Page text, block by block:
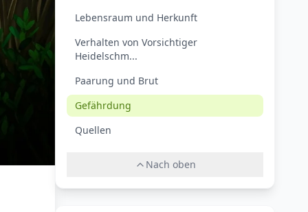
Lebensraum und Herkunft
Verhalten von Vorsichtiger
Heidelschm...
Paarung und Brut
Gefährdung
Quellen
Nach oben